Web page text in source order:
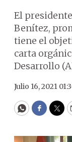
El
Benítez,
tiene el
carta
Desarrollo
Julio 16, 2021
WhatsApp